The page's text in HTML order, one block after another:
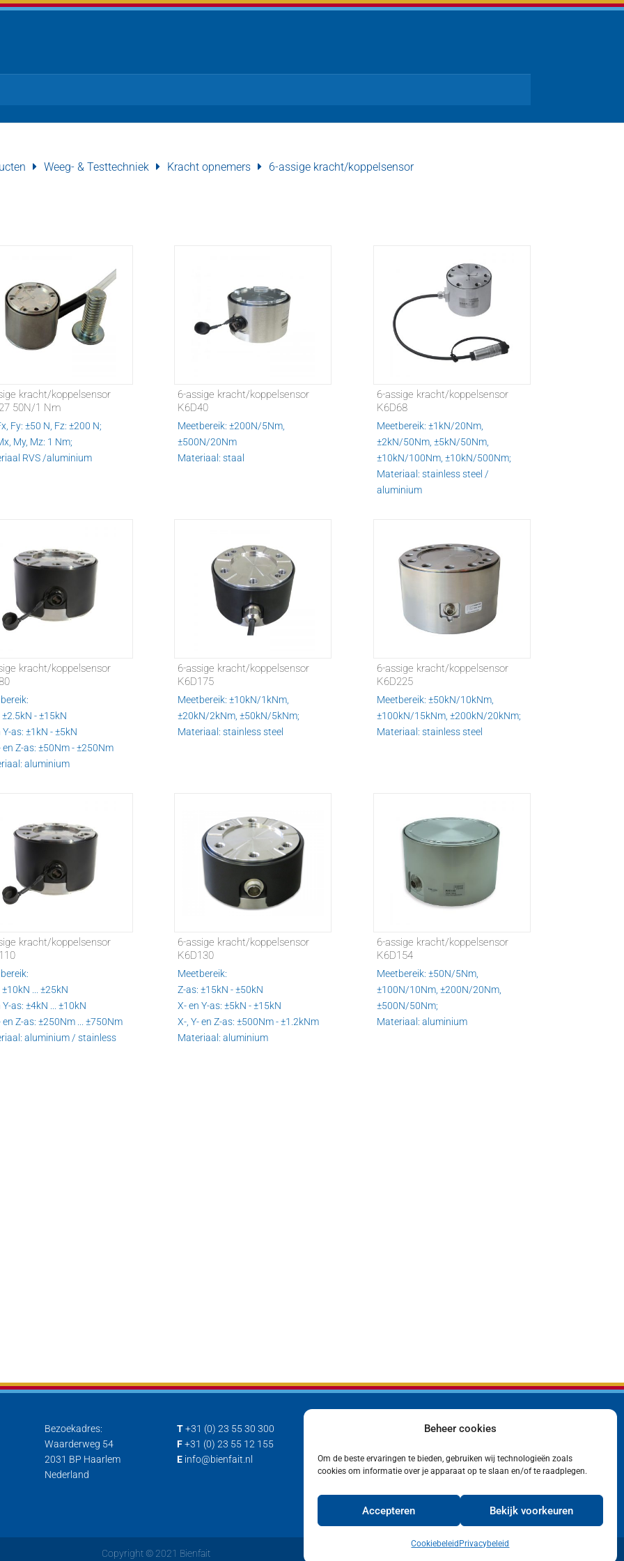
Beheer cookies
Om de beste ervaringen te bieden, gebruiken wij technologieën zoals
cookies om informatie over je apparaat op te slaan en/of te raadplegen.
Accepteren Bekijk voorkeuren
Cookiebeleid Privacybeleid
Weeg- & Testtechniek Kracht opnemers 6-assige kracht/koppelsensor
kracht/koppelsensor
50N/1 Nm
Fy: ±50 N, Fz: ±200 N;
My, Mz: 1 Nm;
RVS /aluminium
6-assige kracht/koppelsensor
K6D40
Meetbereik: ±200N/5Nm,
±500N/20Nm
Materiaal: staal
6-assige kracht/koppelsensor
K6D68
Meetbereik: ±1kN/20Nm,
±2kN/50Nm, ±5kN/50Nm,
±10kN/100Nm, ±10kN/500Nm;
Materiaal: stainless steel /
aluminium
kracht/koppelsensor
±2.5kN - ±15kN
Y-as: ±1kN - ±5kN
en Z-as: ±50Nm - ±250Nm
aluminium
6-assige kracht/koppelsensor
K6D175
Meetbereik: ±10kN/1kNm,
±20kN/2kNm, ±50kN/5kNm;
Materiaal: stainless steel
6-assige kracht/koppelsensor
K6D225
Meetbereik: ±50kN/10kNm,
±100kN/15kNm, ±200kN/20kNm;
Materiaal: stainless steel
kracht/koppelsensor
±10kN ... ±25kN
Y-as: ±4kN ... ±10kN
en Z-as: ±250Nm ... ±750Nm
aluminium / stainless
6-assige kracht/koppelsensor
K6D130
Meetbereik:
Z-as: ±15kN - ±50kN
X- en Y-as: ±5kN - ±15kN
X-, Y- en Z-as: ±500Nm - ±1.2kNm
Materiaal: aluminium
6-assige kracht/koppelsensor
K6D154
Meetbereik: ±50N/5Nm,
±100N/10Nm, ±200N/20Nm,
±500N/50Nm;
Materiaal: aluminium
Bezoekadres:
Waarderweg 54
2031 BP Haarlem
Nederland
T +31 (0) 23 55 30 300
F +31 (0) 23 55 12 155
E info@bienfait.nl
Contact
Privacyverklaring
Copyright © 2021 Bienfait